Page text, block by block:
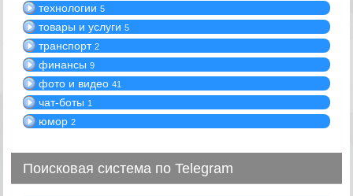
технологии 5
товары и услуги 5
транспорт 2
финансы 9
фото и видео 41
чат-боты 1
юмор 2
Поисковая система по Telegram